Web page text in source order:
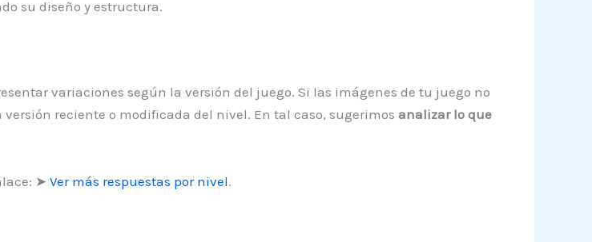
su diseño y estructura.
variaciones según la versión del juego. Si las imágenes de tu juego no
reciente o modificada del nivel. En tal caso, sugerimos analizar lo que
➤ Ver más respuestas por nivel.